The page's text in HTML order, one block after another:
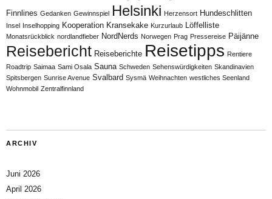
Finnlines Gedanken Gewinnspiel Helsinki Herzensort Hundeschlitten
Insel Inselhopping Kooperation Kransekake Kurzurlaub Löffelliste
Monatsrückblick nordlandfieber NordNerds Norwegen Prag Pressereise Päijänne
Reisebericht Reiseberichte Reisetipps Rentiere
Roadtrip Saimaa Sami Osala Sauna Schweden Sehenswürdigkeiten Skandinavien
Spitsbergen Sunrise Avenue Svalbard Sysmä Weihnachten westliches Seenland
Wohnmobil Zentralfinnland
ARCHIV
Juni 2026
April 2026